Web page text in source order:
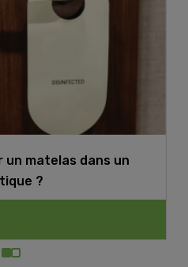
matelas dans un
?